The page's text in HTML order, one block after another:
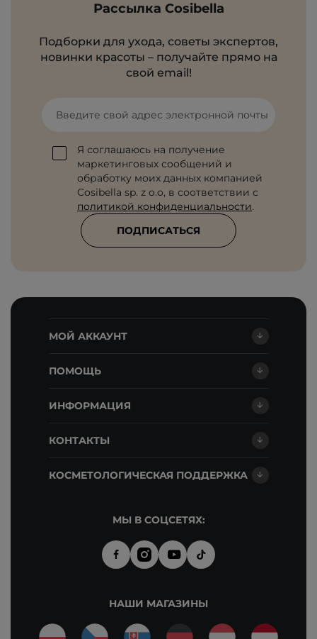
Рассылка Cosibella
Подборки для ухода, советы экспертов,
новинки красоты – получайте прямо на
свой email!
Введите свой адрес электронной почты
Я соглашаюсь на получение
маркетинговых сообщений и
обработку моих данных компанией
Cosibella sp. z o.o, в соответствии с
политикой конфиденциальности.
ПОДПИСАТЬСЯ
МОЙ АККАУНТ
ПОМОЩЬ
ИНФОРМАЦИЯ
КОНТАКТЫ
КОСМЕТОЛОГИЧЕСКАЯ ПОДДЕРЖКА
МЫ В СОЦСЕТЯХ:
НАШИ МАГАЗИНЫ